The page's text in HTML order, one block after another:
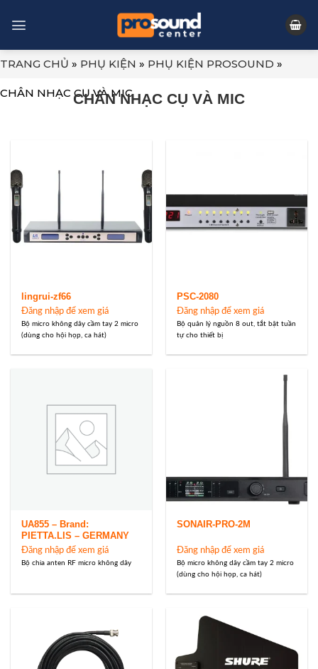
TRANG CHỦ » PHỤ KIỆN » PHỤ KIỆN PROSOUND »
CHÂN NHẠC CỤ VÀ MICCHÂN NHẠC CỤ VÀ MIC
lingrui-zf66
Đăng nhập để xem giá
Bộ micro không dây cầm tay 2 micro
(dùng cho hội họp, ca hát)
PSC-2080
Đăng nhập để xem giá
Bộ quản lý nguồn 8 out, tắt bật tuần
tự cho thiết bị
UA855 – Brand:
PIETTA.LIS – GERMANY
Đăng nhập để xem giá
Bộ chia anten RF micro không dây
SONAIR-PRO-2M
Đăng nhập để xem giá
Bộ micro không dây cầm tay 2 micro
(dùng cho hội họp, ca hát)